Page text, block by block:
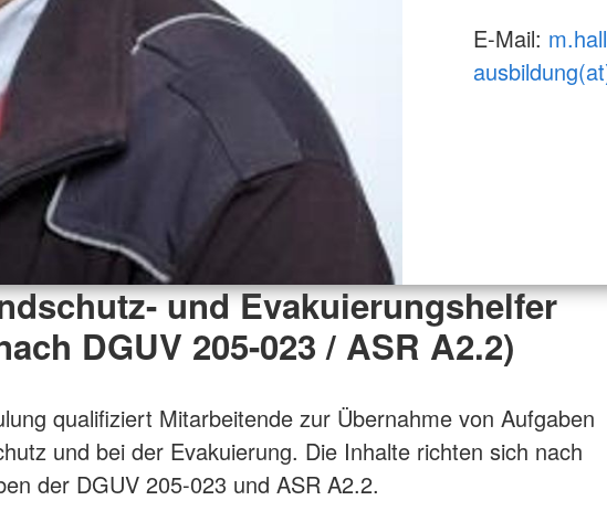
E-Mail:
und Evakuierungshelfer
DGUV 205-023 / ASR A2.2)
qualifiziert Mitarbeitende zur Übernahme von Aufgaben
und bei der Evakuierung. Die Inhalte richten sich nach
der DGUV 205-023 und ASR A2.2.